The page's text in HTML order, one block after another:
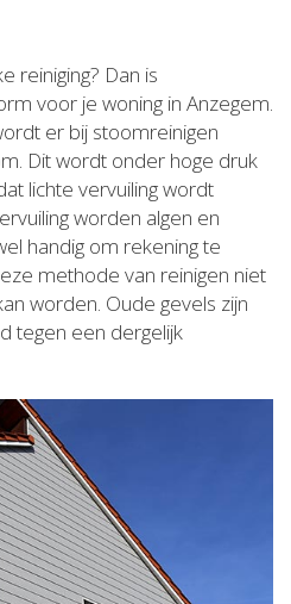
reiniging? Dan is
voor je woning in Anzegem.
er bij stoomreinigen
Dit wordt onder hoge druk
lichte vervuiling wordt
worden algen en
handig om rekening te
methode van reinigen niet
worden. Oude gevels zijn
tegen een dergelijk